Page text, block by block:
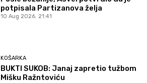
potpisala Partizanova želja
10 Aug 2026. 21:41
KOŠARKA
BUKTI SUKOB: Janaj zapretio tužbom
Mišku Ražntoviću